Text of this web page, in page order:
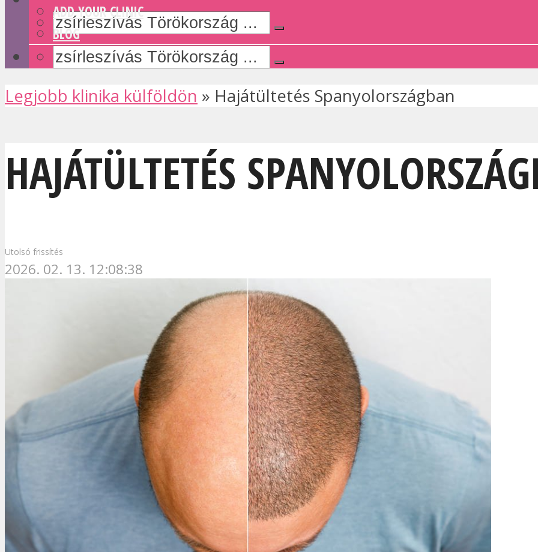
ADD YOUR CLINIC
BLOG
Legjobb klinika külföldön » Hajátültetés Spanyolországban
HAJÁTÜLTETÉS
Utolsó frissítés
2026. 02. 13. 12:08:38